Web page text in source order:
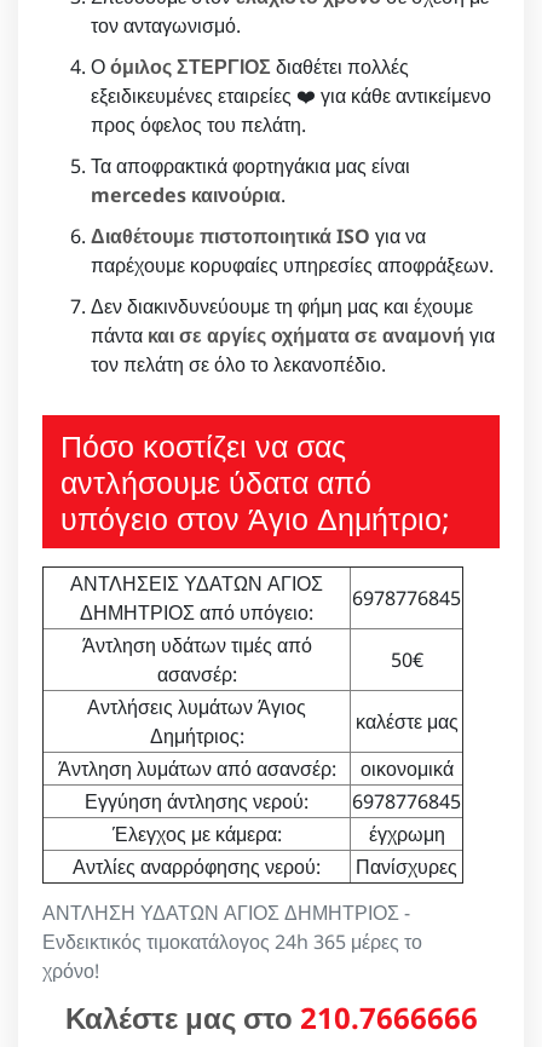
τον ανταγωνισμό.
Οόμιλος ΣΤΕΡΓΙΟΣ διαθέτει πολλές
εξειδικευμένες εταιρείες ❤️ για κάθε αντικείμενο
προς όφελος του πελάτη.
Τα αποφρακτικά φορτηγάκια μας είναι
mercedes καινούρια.
Διαθέτουμε πιστοποιητικά ISO για να
παρέχουμε κορυφαίες υπηρεσίες αποφράξεων.
Δεν διακινδυνεύουμε τη φήμη μας και έχουμε
πάντα και σε αργίες οχήματα σε αναμονή για
τον πελάτη σε όλο το λεκανοπέδιο.
Πόσο κοστίζει να σας
αντλήσουμε ύδατα από
υπόγειο στον Άγιο Δημήτριο;
ΑΝΤΛΗΣΗ ΥΔΑΤΩΝ ΑΓΙΟΣ ΔΗΜΗΤΡΙΟΣ -
Ενδεικτικός τιμοκατάλογος 24h 365 μέρες το
χρόνο!
ΑΝΤΛΗΣΕΙΣ ΥΔΑΤΩΝ ΑΓΙΟΣ
ΔΗΜΗΤΡΙΟΣ από υπόγειο:
6978776845
Άντληση υδάτων τιμές από
ασανσέρ:
50€
Αντλήσεις λυμάτων Άγιος
Δημήτριος:
καλέστε μας
Άντληση λυμάτων από ασανσέρ:
οικονομικά
Εγγύηση άντλησης νερού:
6978776845
Έλεγχος με κάμερα:
έγχρωμη
Αντλίες αναρρόφησης νερού:
Πανίσχυρες
Καλέστε μας στο 210.7666666